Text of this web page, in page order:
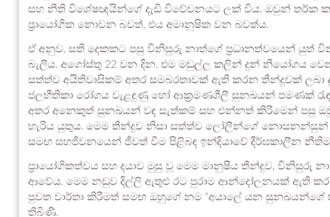
සහ නීති විශේෂඥයින්ගේ දැඩි විවේචනයට ලක් විය. ඔවුන් තර්ක
ප්‍රායෝගික නොවන බවත්, එය අමානුෂික වන බවත්ය.
ඒ අනුව, සති දෙකකට පසු විනිසුරු නාත්ගේ ප්‍රධානත්වයෙන් යුත්
බැලීය. අගෝස්තු 22 වන දින, එම මඬුල්ල කලින් දුන් නියෝගය
සත්ත්ව අයිතිවාසිකම් අතර සමබරතාවක් ඇති කරන තීන්දුවක්
ජලභීතිකා රෝගය වැළඳුණු හෝ ආක්‍රමණශීලී සුනඛයන් පමණක්
අතර අනෙකුත් සුනඛයන් වඳ සැත්කම් සහ එන්නත් කිරීමෙන් පසු
හැරිය යුතුය. මෙම තීන්දුව නිසා සත්ත්ව ලෝලීන්ගේ
සමඟ සහජීවනයෙන් ජීවත් වීම පිළිබඳ ඉන්දියාවේ දීර්ඝකාලීන
ප්‍රායෝගිකත්වය සහ දයාව මුසු වූ මෙම මානුෂීය තීන්දුව, විනිසුරු
ආවේය. මෙම නඩුව දිල්ලි ඇතුළු රට පුරාම ආන්දෝලනයක් ඇති කර
පුවත වාර්තා කිරීමත් සමඟ ඔහුගේ නම “අයාලේ යන සුනඛයන්ගේ
තිබිණි.